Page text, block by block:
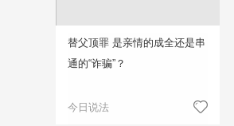
替父顶罪 是亲情的成全还是串
通的“诈骗”？
今日说法